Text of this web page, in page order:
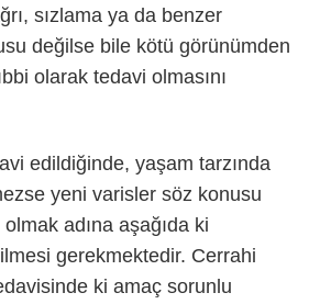
sızlama ya da benzer
değilse bile kötü görünümden
olarak tedavi olmasını
edildiğinde, yaşam tarzında
yeni varisler söz konusu
adına aşağıda ki
gerekmektedir. Cerrahi
ki amaç sorunlu